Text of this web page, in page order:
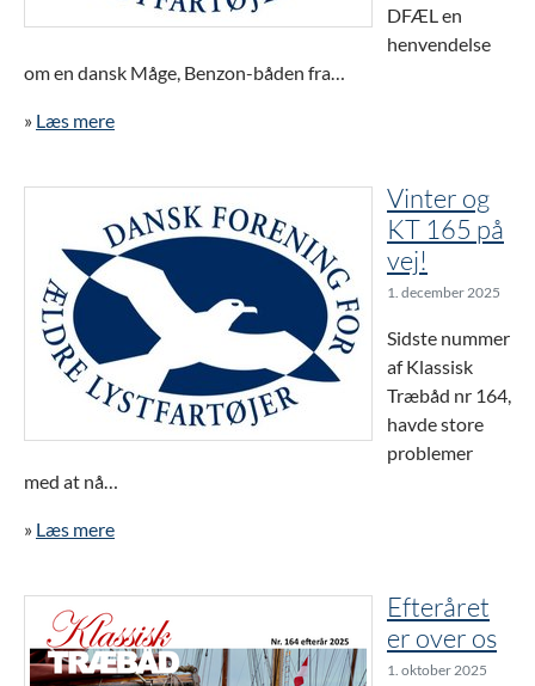
DFÆL en
henvendelse
om en dansk Måge, Benzon-båden fra…
» Læs mere
Vinter og
KT 165 på
vej!
1. december 2025
Sidste nummer
af Klassisk
Træbåd nr 164,
havde store
problemer
med at nå…
» Læs mere
Efteråret
er over os
1. oktober 2025